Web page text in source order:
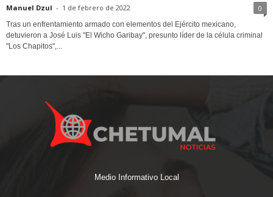
Manuel Dzul - 1 de febrero de 2022 0
Tras un enfrentamiento armado con elementos del Ejército mexicano,
detuvieron a José Luis "El Wicho Garibay", presunto líder de la célula criminal
"Los Chapitos",...
Medio Informativo Local